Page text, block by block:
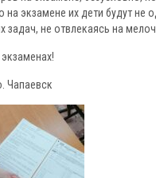
на экзамене их дети будут
не отвлекаясь на
Чапаевск